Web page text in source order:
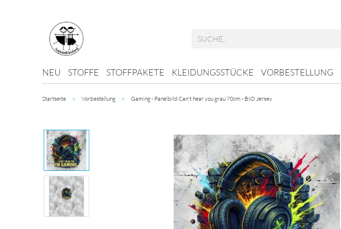
NEU STOFFE STOFFPAKETE KLEIDUNGSSTÜCKE VORBESTELLUNG
Startseite » Vorbestellung » Gaming - Panelbild Can't hear you grau 70cm - BIO Jersey